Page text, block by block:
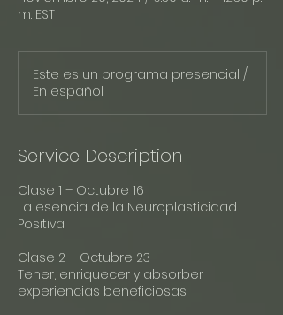
m. EST
Este es un programa presencial /
En español
Service Description
Clase 1 – Octubre 16
La esencia de la Neuroplasticidad
Positiva.
Clase 2 – Octubre 23
Tener, enriquecer y absorber
experiencias beneficiosas.